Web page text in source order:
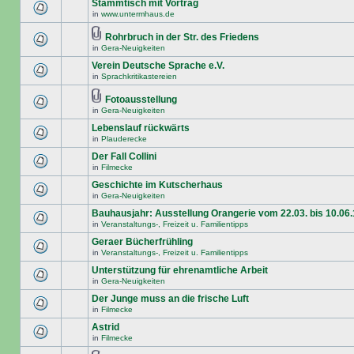
Stammtisch mit Vortrag
in www.untermhaus.de
Rohrbruch in der Str. des Friedens
in Gera-Neuigkeiten
Verein Deutsche Sprache e.V.
in Sprachkritikastereien
Fotoausstellung
in Gera-Neuigkeiten
Lebenslauf rückwärts
in Plauderecke
Der Fall Collini
in Filmecke
Geschichte im Kutscherhaus
in Gera-Neuigkeiten
Bauhausjahr: Ausstellung Orangerie vom 22.03. bis
in Veranstaltungs-, Freizeit u. Familientipps
Geraer Bücherfrühling
in Veranstaltungs-, Freizeit u. Familientipps
Unterstützung für ehrenamtliche Arbeit
in Gera-Neuigkeiten
Der Junge muss an die frische Luft
in Filmecke
Astrid
in Filmecke